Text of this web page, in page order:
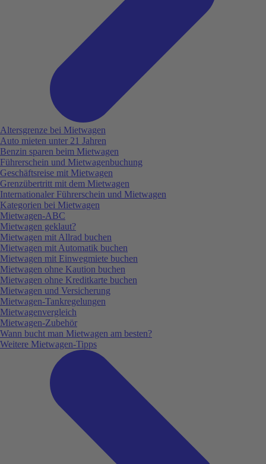
Altersgrenze bei Mietwagen
Auto mieten unter 21 Jahren
Benzin sparen beim Mietwagen
Führerschein und Mietwagenbuchung
Geschäftsreise mit Mietwagen
Grenzübertritt mit dem Mietwagen
Internationaler Führerschein und Mietwagen
Kategorien bei Mietwagen
Mietwagen-ABC
Mietwagen geklaut?
Mietwagen mit Allrad buchen
Mietwagen mit Automatik buchen
Mietwagen mit Einwegmiete buchen
Mietwagen ohne Kaution buchen
Mietwagen ohne Kreditkarte buchen
Mietwagen und Versicherung
Mietwagen-Tankregelungen
Mietwagenvergleich
Mietwagen-Zubehör
Wann bucht man Mietwagen am besten?
Weitere Mietwagen-Tipps